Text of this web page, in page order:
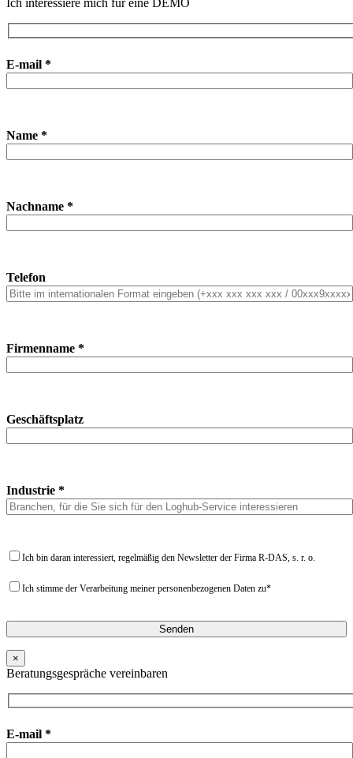
Ich interessiere mich für eine DEMO
E-mail *
Name *
Nachname *
Telefon
Firmenname *
Geschäftsplatz
Industrie *
Ich bin daran interessiert, regelmäßig den Newsletter der Firma R-DAS, s. r. o.
Ich stimme der Verarbeitung meiner personenbezogenen Daten zu*
×
Beratungsgespräche vereinbaren
E-mail *